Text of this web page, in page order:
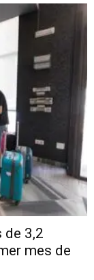
de 3,2
mes de